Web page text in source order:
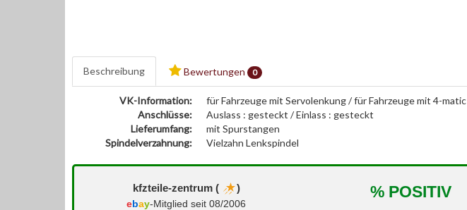
Beschreibung Bewertungen 0
VK-Information:
für Fahrzeuge mit Servolenkung / für Fahrzeuge mit 4-matic
Anschlüsse:
Auslass : gesteckt / Einlass : gesteckt
Lieferumfang:
mit Spurstangen
Spindelverzahnung:
Vielzahn Lenkspindel
kfzteile-zentrum ( )
ebay-Mitglied seit 08/2006
% POSITIV